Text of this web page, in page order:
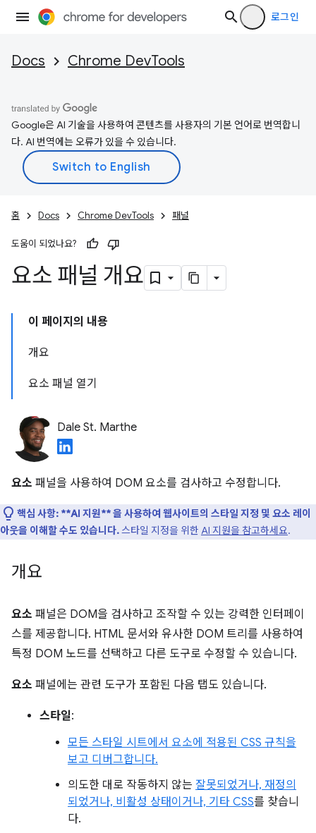
로그인
Docs Chrome DevTools
Google은 AI 기술을 사용하여 콘텐츠를 사용자의 기본 언어로 번역합니
다. AI 번역에는 오류가 있을 수 있습니다.
홈 Docs Chrome DevTools 패널
도움이 되었나요?
요소 패널 개요
이 페이지의 내용
개요
요소 패널 열기
Dale St. Marthe
요소 패널을 사용하여 DOM 요소를 검사하고 수정합니다.
핵심 사항: **AI 지원** 을 사용하여 웹사이트의 스타일 지정 및 요소 레이
아웃을 이해할 수도 있습니다.스타일 지정을 위한 AI 지원을 참고하세요.
개요
요소 패널은 DOM을 검사하고 조작할 수 있는 강력한 인터페이
스를 제공합니다. HTML 문서와 유사한 DOM 트리를 사용하여
특정 DOM 노드를 선택하고 다른 도구로 수정할 수 있습니다.
요소 패널에는 관련 도구가 포함된 다음 탭도 있습니다.
스타일:
모든 스타일 시트에서 요소에 적용된 CSS 규칙을
보고 디버그합니다.
의도한 대로 작동하지 않는 잘못되었거나, 재정의
되었거나, 비활성 상태이거나, 기타 CSS를 찾습니
다.